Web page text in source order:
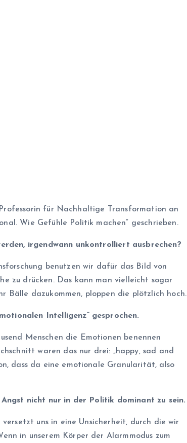
für Nachhaltige Transformation an
Wie Gefühle Politik machen“ geschrieben.
irgendwann unkontrolliert ausbrechen?
benutzen wir dafür das Bild von
zu drücken. Das kann man vielleicht sogar
Bälle dazukommen, ploppen die plötzlich hoch.
Intelligenz“ gesprochen.
Menschen die Emotionen benennen
waren das nur drei: „happy, sad and
dass da eine emotionale Granularität, also
nicht nur in der Politik dominant zu sein.
uns in eine Unsicherheit, durch die wir
in unserem Körper der Alarmmodus zum